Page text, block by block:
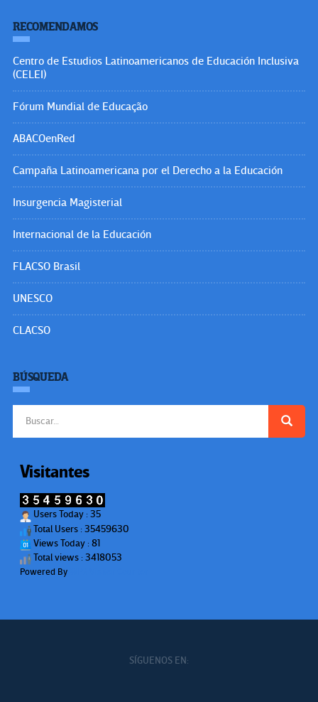
RECOMENDAMOS
Centro de Estudios Latinoamericanos de Educación Inclusiva
(CELEI)
Fórum Mundial de Educação
ABACOenRed
Campaña Latinoamericana por el Derecho a la Educación
Insurgencia Magisterial
Internacional de la Educación
FLACSO Brasil
UNESCO
CLACSO
BÚSQUEDA
Visitantes
Users Today : 35
Total Users : 35459630
Views Today : 81
Total views : 3418053
Powered By
SÍGUENOS EN: